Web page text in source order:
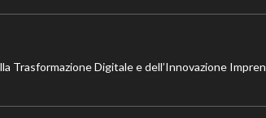
Digitale e dell’Innovazione